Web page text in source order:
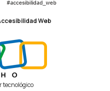
Web
tecnológico